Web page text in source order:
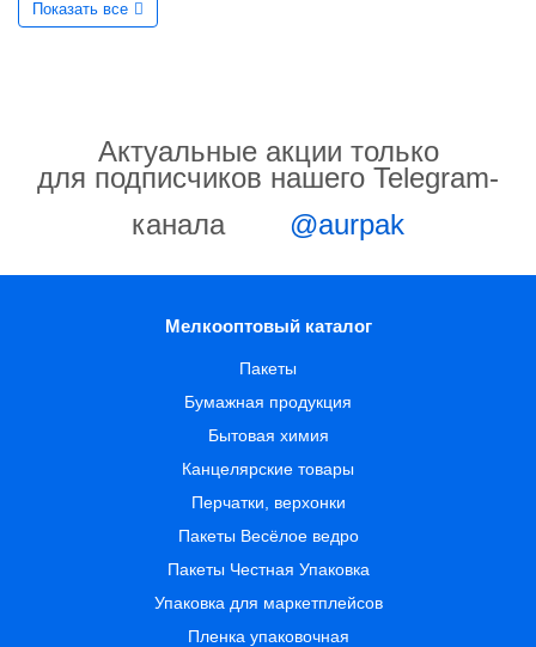
Показать все
Актуальные акции только
для подписчиков нашего Telegram-
канала
@aurpak
Мелкооптовый каталог
Пакеты
Бумажная продукция
Бытовая химия
Канцелярские товары
Перчатки, верхонки
Пакеты Весёлое ведро
Пакеты Честная Упаковка
Упаковка для маркетплейсов
Пленка упаковочная